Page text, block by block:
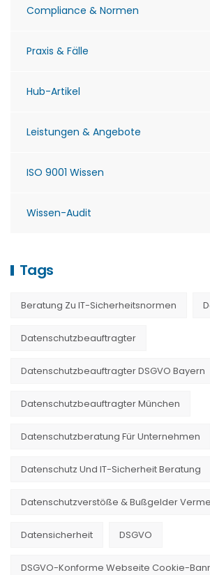
Compliance & Normen
Praxis & Fälle
Hub-Artikel
Leistungen & Angebote
ISO 9001 Wissen
Wissen-Audit
Tags
Beratung Zu IT-Sicherheitsnormen
Datenschutzbeauftragter
Datenschutzbeauftragter DSGVO Bayern
Datenschutzbeauftragter München
Datenschutzberatung Für Unternehmen
Datenschutz Und IT-Sicherheit Beratung
Datenschutzverstöße & Bußgelder
Datensicherheit DSGVO
DSGVO-Konforme Webseite Cookie-